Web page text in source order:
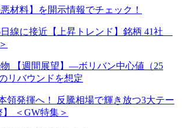
悪材料】を開示情報でチェック！
線に接近【上昇トレンド】銘柄 41社
【週間展望】―ボリバン中心値（25
リバウンドを想定
領発揮へ！ 反騰相場で輝き放つ3大テー
＜GW特集＞